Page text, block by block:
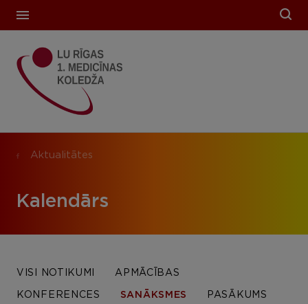
Aktualitātes
Kalendārs
VISI NOTIKUMI APMĀCĪBAS
KONFERENCES SANĀKSMES PASĀKUMS